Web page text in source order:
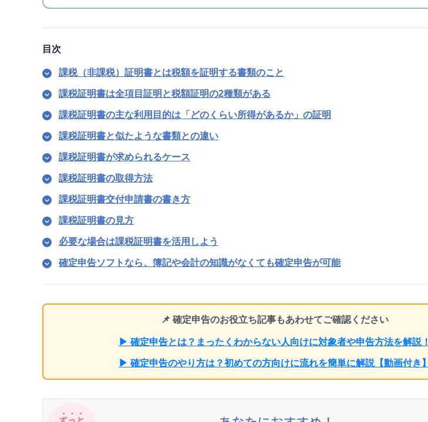
目次
課税（非課税）証明書とは税額を証明する書類のこと
課税証明書は全項目証明と税額証明の2種類がある
課税証明書の主な利用目的は「どのくらい所得があるか」の証明
課税証明書と似たような書類との違い
課税証明書が求められるケース
課税証明書の取得方法
課税証明書交付申請書の書き方
課税証明書の見方
必要な場合は課税証明書を活用しよう
確定申告ソフトなら、簿記や会計の知識がなくても確定申告が可能
📌 確定申告のお役立ち記事もあわせてご確認ください
▶ 確定申告とは？まったくわからない人向けに対象者や申告方法を解説！
▶ 確定申告のやり方は？初めての方向けに流れを簡単に解説【動画付き】